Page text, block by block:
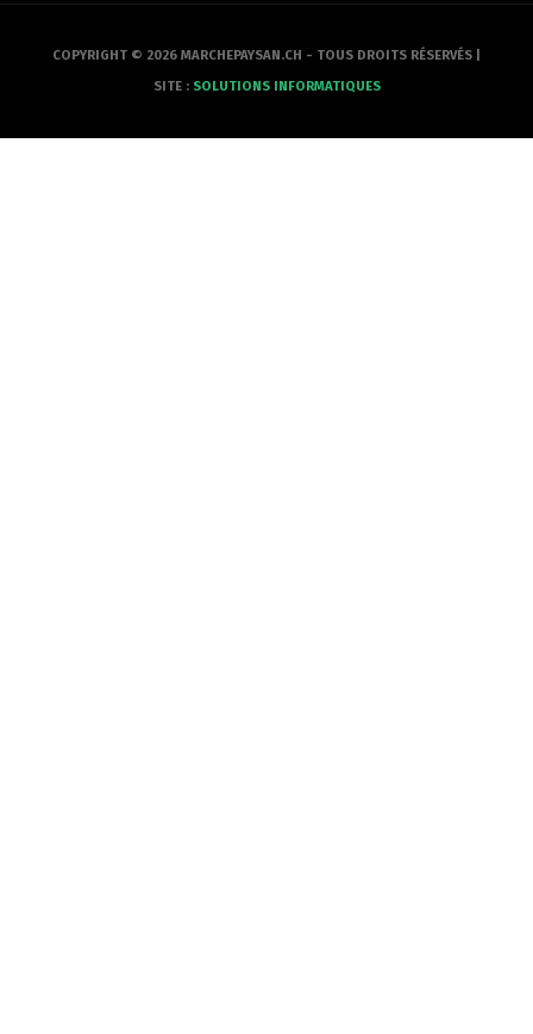
COPYRIGHT © 2026 MARCHEPAYSAN.CH - TOUS DROITS RÉSERVÉS |
SITE : SOLUTIONS INFORMATIQUES